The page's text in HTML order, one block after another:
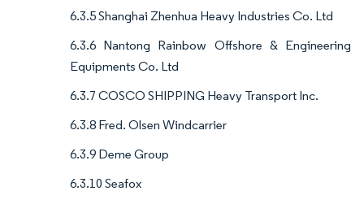
6.3.5 Shanghai Zhenhua Heavy Industries Co. Ltd
6.3.6 Nantong Rainbow Offshore & Engineering
Equipments Co. Ltd
6.3.7 COSCO SHIPPING Heavy Transport Inc.
6.3.8 Fred. Olsen Windcarrier
6.3.9 Deme Group
6.3.10 Seafox